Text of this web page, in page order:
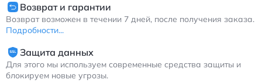
Возврат и гарантии
Возврат возможен в течении 7 дней, после получения заказа.
Подробности...
Защита данных
Для этого мы используем современные средства защиты и
блокируем новые угрозы.